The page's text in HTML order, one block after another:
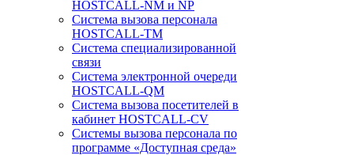
HOSTCALL-NM и NP
Система вызова персонала
HOSTCALL-TM
Система специализированной
связи
Система электронной очереди
HOSTCALL-QM
Cистема вызова посетителей в
кабинет HOSTCALL-CV
Системы вызова персонала по
программе «Доступная среда»